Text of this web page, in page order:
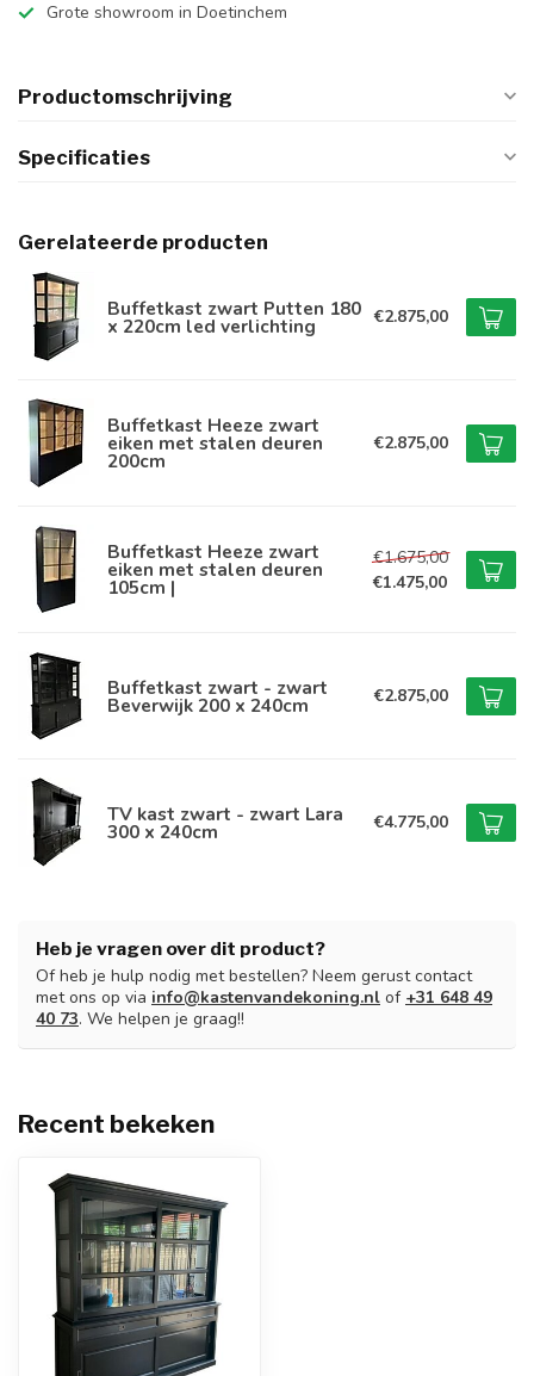
Grote showroom in Doetinchem
Productomschrijving
Specificaties
Gerelateerde producten
Buffetkast zwart Putten 180
x 220cm led verlichting €2.875,00
Buffetkast Heeze zwart
eiken met stalen deuren
200cm
€2.875,00
Buffetkast Heeze zwart
eiken met stalen deuren
105cm |
€1.675,00
€1.475,00
Buffetkast zwart - zwart
Beverwijk 200 x 240cm €2.875,00
TV kast zwart - zwart Lara
300 x 240cm €4.775,00
Heb je vragen over dit product?
Of heb je hulp nodig met bestellen? Neem gerust contact
met ons op via info@kastenvandekoning.nl of +31 648 49
40 73. We helpen je graag!!
Recent bekeken